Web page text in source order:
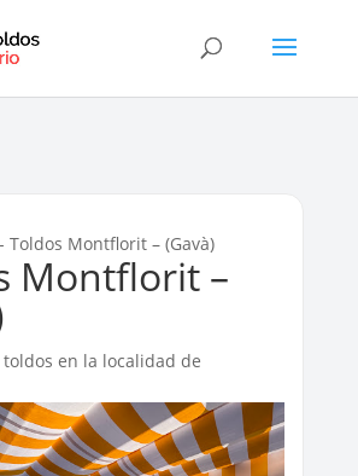
- Toldos Montflorit – (Gavà)
Montflorit –
toldos en la localidad de